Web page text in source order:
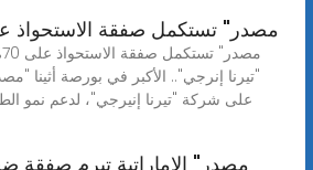
"مصدر" تستكمل صفقة الاستحواذ على 70% من
"تيرنا إنرجي".. الأكبر في بورصة أثينا
على شركة "تيرنا إنيرجي"، لدعم نمو
مصدر" الإماراتية تبرم صفقة